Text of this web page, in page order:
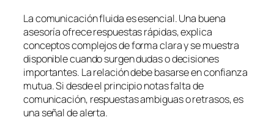
La comunicación fluida es esencial. Una buena
asesoría ofrece respuestas rápidas, explica
conceptos complejos de forma clara y se muestra
disponible cuando surgen dudas o decisiones
importantes. La relación debe basarse en confianza
mutua. Si desde el principio notas falta de
comunicación, respuestas ambiguas o retrasos, es
una señal de alerta.